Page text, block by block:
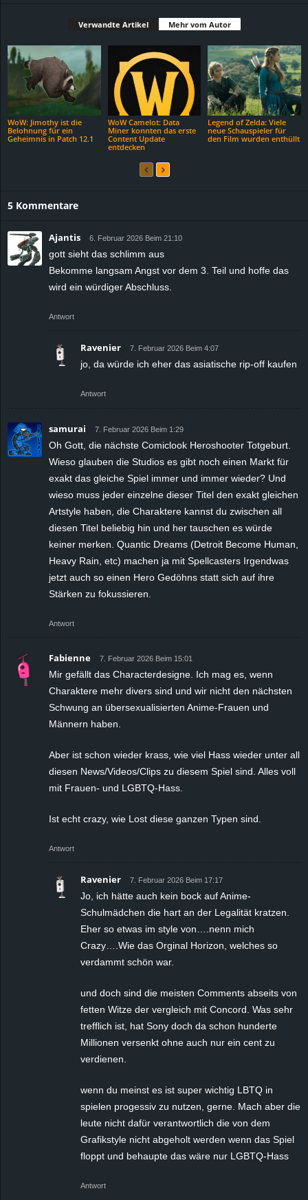
Verwandte Artikel Mehr vom Autor
WoW: Jimothy ist die
Belohnung für ein
Geheimnis in Patch 12.1
WoW Camelot: Data
Miner konnten das erste
Content Update
entdecken
Legend of Zelda: Viele
neue Schauspieler für
den Film wurden enthüllt
5 Kommentare
Ajantis 6. Februar 2026 Beim 21:10
gott sieht das schlimm aus
Bekomme langsam Angst vor dem 3. Teil und hoffe das
wird ein würdiger Abschluss.
Antwort
Ravenier 7. Februar 2026 Beim 4:07
jo, da würde ich eher das asiatische rip-off kaufen
Antwort
samurai 7. Februar 2026 Beim 1:29
Oh Gott, die nächste Comiclook Heroshooter Totgeburt.
Wieso glauben die Studios es gibt noch einen Markt für
exakt das gleiche Spiel immer und immer wieder? Und
wieso muss jeder einzelne dieser Titel den exakt gleichen
Artstyle haben, die Charaktere kannst du zwischen all
diesen Titel beliebig hin und her tauschen es würde
keiner merken. Quantic Dreams (Detroit Become Human,
Heavy Rain, etc) machen ja mit Spellcasters Irgendwas
jetzt auch so einen Hero Gedöhns statt sich auf ihre
Stärken zu fokussieren.
Antwort
Fabienne 7. Februar 2026 Beim 15:01
Mir gefällt das Characterdesigne. Ich mag es, wenn
Charaktere mehr divers sind und wir nicht den nächsten
Schwung an übersexualisierten Anime-Frauen und
Männern haben.
Aber ist schon wieder krass, wie viel Hass wieder unter all
diesen News/Videos/Clips zu diesem Spiel sind. Alles voll
mit Frauen- und LGBTQ-Hass.
Ist echt crazy, wie Lost diese ganzen Typen sind.
Antwort
Ravenier 7. Februar 2026 Beim 17:17
Jo, ich hätte auch kein bock auf Anime-
Schulmädchen die hart an der Legalität kratzen.
Eher so etwas im style von….nenn mich
Crazy….Wie das Orginal Horizon, welches so
verdammt schön war.
und doch sind die meisten Comments abseits von
fetten Witze der vergleich mit Concord. Was sehr
trefflich ist, hat Sony doch da schon hunderte
Millionen versenkt ohne auch nur ein cent zu
verdienen.
wenn du meinst es ist super wichtig LBTQ in
spielen progessiv zu nutzen, gerne. Mach aber die
leute nicht dafür verantwortlich die von dem
Grafikstyle nicht abgeholt werden wenn das Spiel
floppt und behaupte das wäre nur LGBTQ-Hass
Antwort